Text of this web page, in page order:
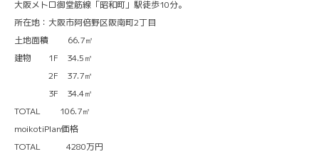
大阪メトロ御堂筋線「昭和町」駅徒歩10分。
所在地：大阪市阿倍野区阪南町2丁目
土地面積 66.7㎡
建物 1F 34.5㎡
2F 37.7㎡
3F 34.4㎡
TOTAL 106.7㎡
moikotiPlan価格
TOTAL 4280万円